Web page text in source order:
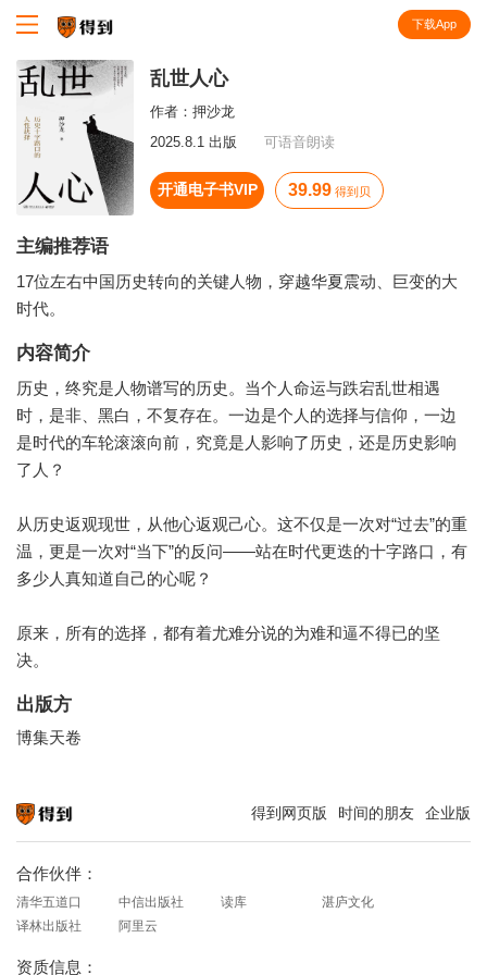
下载App
乱世人心
作者： 押沙龙
2025.8.1 出版
可语音朗读
开通电子书VIP 39.99 得到贝
主编推荐语
17位左右中国历史转向的关键人物，穿越华夏震动、巨变的大
时代。
内容简介
历史，终究是人物谱写的历史。当个人命运与跌宕乱世相遇
时，是非、黑白，不复存在。一边是个人的选择与信仰，一边
是时代的车轮滚滚向前，究竟是人影响了历史，还是历史影响
了人？
从历史返观现世，从他心返观己心。这不仅是一次对“过去”的重
温，更是一次对“当下”的反问——站在时代更迭的十字路口，有
多少人真知道自己的心呢？
原来，所有的选择，都有着尤难分说的为难和逼不得已的坚
决。
出版方
博集天卷
得到网页版 时间的朋友 企业版
合作伙伴：
清华五道口 中信出版社 读库
湛庐文化
译林出版社
阿里云
资质信息：